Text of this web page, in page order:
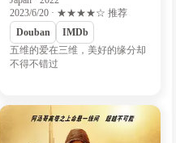
2023/6/20 · ★★★★☆ 推荐
Douban
IMDb
五维的爱在三维，美好的缘分却
不得不错过